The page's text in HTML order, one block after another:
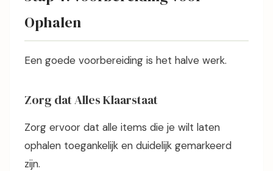
Ophalen
Een goede voorbereiding is het halve werk.
Zorg dat Alles Klaarstaat
Zorg ervoor dat alle items die je wilt laten
ophalen toegankelijk en duidelijk gemarkeerd
zijn.